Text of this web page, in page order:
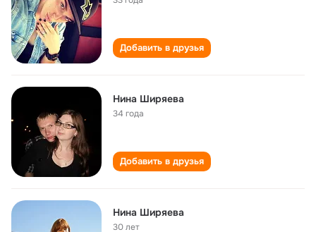
Добавить в друзья
Нина Ширяева
34 года
Добавить в друзья
Нина Ширяева
30 лет